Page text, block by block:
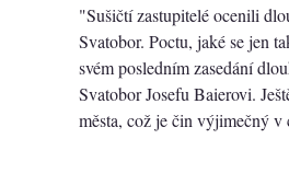
"Sušičtí zastupitelé ocenili
Svatobor. Poctu, jaké se jen
svém posledním zasedání
Svatobor Josefu Baierovi.
města, což je čin výjimečný v